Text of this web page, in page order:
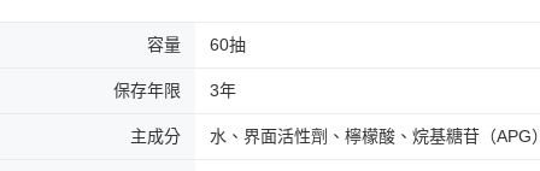
容量 60抽
保存年限 3年
主成分 水、界面活性劑、檸檬酸、烷基糖苷（APG